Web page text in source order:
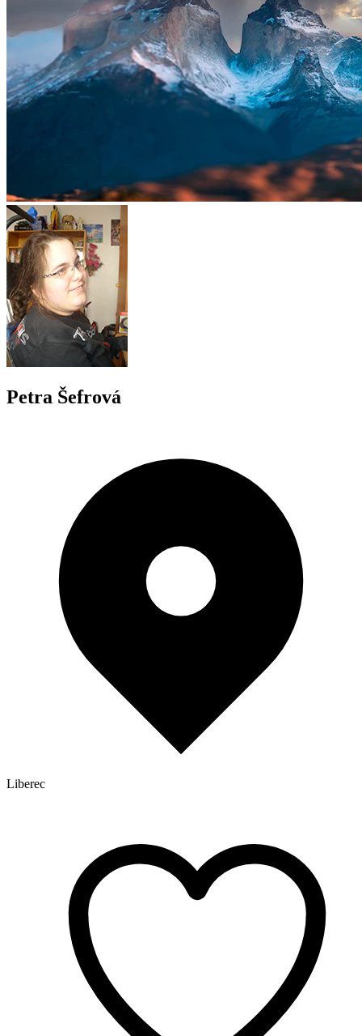
Petra Šefrová
Liberec